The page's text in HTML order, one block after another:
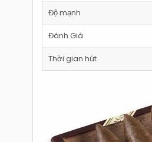
Độ mạnh
Đánh Giá
Thời gian hút